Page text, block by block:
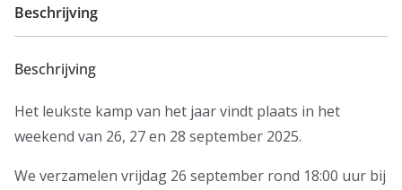
Beschrijving
Beschrijving
Het leukste kamp van het jaar vindt plaats in het
weekend van 26, 27 en 28 september 2025.
We verzamelen vrijdag 26 september rond 18:00 uur bij